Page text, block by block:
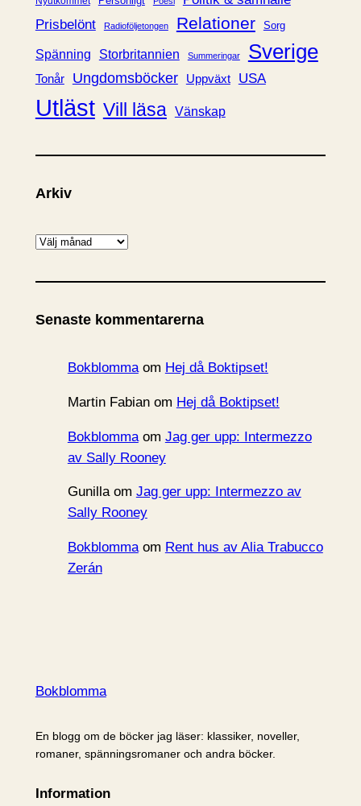
Prisbelönt
Radioföljetongen Relationer Sorg
Spänning Storbritannien Summeringar Sverige
Tonår Ungdomsböcker Uppväxt USA
Utläst Vill läsa Vänskap
Arkiv
A
k
v
Senaste kommentarerna
Bokblommaom Hej då Boktipset!
Martin Fabianom Hej då Boktipset!
Bokblommaom Jag ger upp: Intermezzo
av Sally Rooney
Gunillaom Jag ger upp: Intermezzo av
Sally Rooney
Bokblommaom Rent hus av Alia Trabucco
Zerán
Bokblomma
En blogg om de böcker jag läser: klassiker, noveller,
romaner, spänningsromaner och andra böcker.
Information